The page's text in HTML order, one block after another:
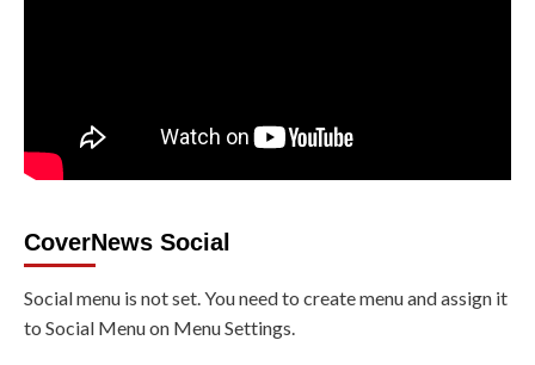
CoverNews Social
Social menu is not set. You need to create menu and assign it
to Social Menu on Menu Settings.